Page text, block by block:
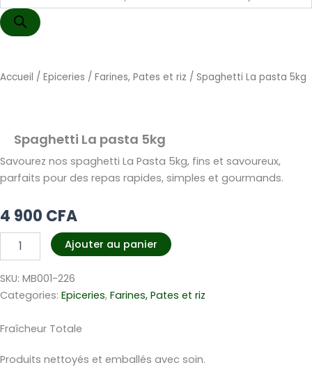
produits
Accueil / Epiceries / Farines, Pates et riz / Spaghetti La pasta 5kg
Spaghetti La pasta 5kg
Savourez nos spaghetti La Pasta 5kg, fins et savoureux,
parfaits pour des repas rapides, simples et gourmands.
4 900 CFA
quantité
La
pasta
Ajouter au panier
SKU: MB001-226
Categories: Epiceries, Farines, Pates et riz
Fraîcheur Totale
Produits nettoyés et emballés avec soin.